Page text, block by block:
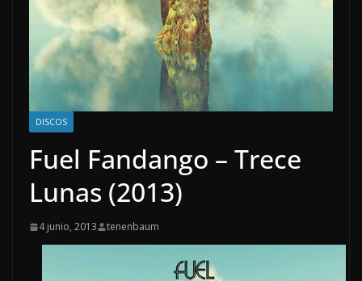
DISCOS
Fuel Fandango – Trece
Lunas (2013)
4 junio, 2013 tenenbaum